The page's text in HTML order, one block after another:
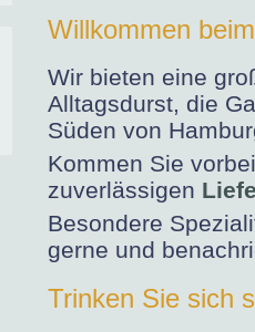
Willkommen
Wir bieten eine
Alltagsdurst, die
Süden von
Kommen Sie
zuverlässigen
Besondere
gerne und
Trinken Sie sich